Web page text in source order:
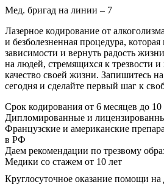
Мед. бригад на линии – 7
Лазерное кодирование от
и безболезненная процедура, которая
зависимости и вернуть радость
на людей, стремящихся к трезвости
качество своей жизни. Запишитесь
сегодня и сделайте первый шаг к
Срок кодирования от 6 месяцев до 10
Дипломированные и
Французские и американские
в РФ
Даем рекомендации по трезвому
Медики со стажем от 10 лет
Круглосуточное оказание помощи